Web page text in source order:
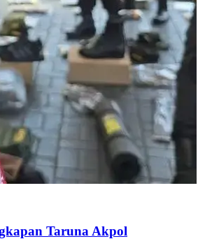
Taruna Akpol